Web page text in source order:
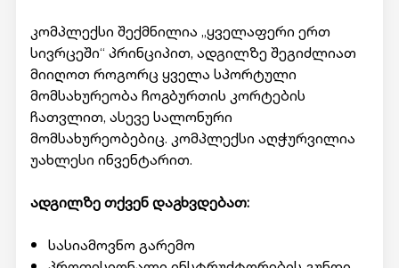
კომპლექსი შექმნილია „ყველაფერი ერთ
სივრცეში“ პრინციპით, ადგილზე შეგიძლიათ
მიიღოთ როგორც ყველა სპორტული
მომსახურეობა ჩოგბურთის კორტების
ჩათვლით, ასევე სალონური
მომსახურეობებიც. კომპლექსი აღჭურვილია
უახლესი ინვენტარით.
ადგილზე თქვენ დაგხვდებათ:
სასიამოვნო გარემო